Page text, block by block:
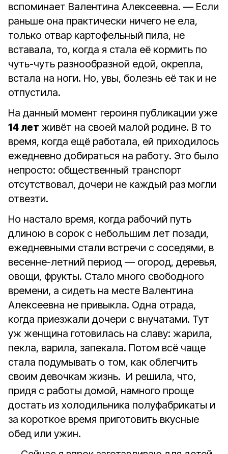
вспоминает Валентина Алексеевна. — Если
раньше она практически ничего не ела,
только отвар картофельный пила, не
вставала, то, когда я стала её кормить по
чуть-чуть разнообразной едой, окрепла,
встала на ноги. Но, увы, болезнь её так и не
отпустила.
На данный момент героиня публикации уже
14 лет живёт на своей малой родине. В то
время, когда ещё работала, ей приходилось
ежедневно добираться на работу. Это было
непросто: общественный транспорт
отсутствовал, дочери не каждый раз могли
отвезти.
Но настало время, когда рабочий путь
длиною в сорок с небольшим лет позади,
ежедневными стали встречи с соседями, в
весенне-летний период — огород, деревья,
овощи, фрукты. Стало много свободного
времени, а сидеть на месте Валентина
Алексеевна не привыкла. Одна отрада,
когда приезжали дочери с внучатами. Тут
уж женщина готовилась на славу: жарила,
пекла, варила, запекала. Потом всё чаще
стала подумывать о том, как облегчить
своим девочкам жизнь. И решила, что,
придя с работы домой, намного проще
достать из холодильника полуфабрикаты и
за короткое время приготовить вкусные
обед или ужин.